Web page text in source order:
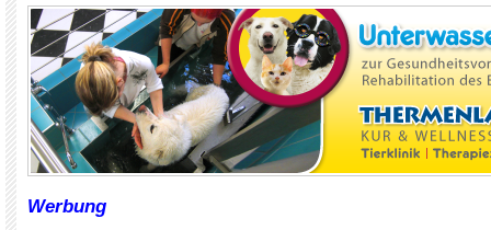
Werbung